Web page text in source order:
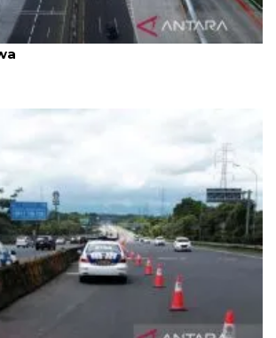
dan contraflow masih diterapkan